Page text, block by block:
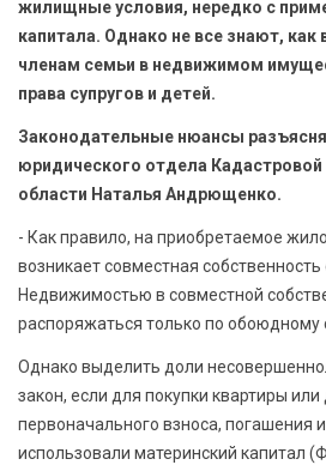
жилищные условия, нередко с
капитала. Однако не все знают,
членам семьи в недвижимом
права супругов и детей.
Законодательные нюансы
юридического отдела
области Наталья Андрющенко.
- Как правило, на приобретаемое
возникает совместная собственность
Недвижимостью в совместной
распоряжаться только по обоюдному
Однако выделить доли
закон, если для покупки квартиры
первоначального взноса, погашения
использовали материнский капитал